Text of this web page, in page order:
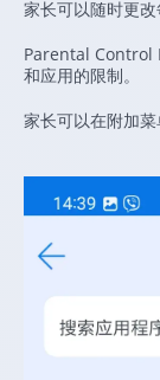
家长可以随时更
Parental Control
和应用的限制。
家长可以在附加